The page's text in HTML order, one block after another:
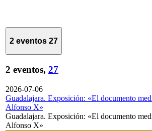
2 eventos 27
2 eventos, 27
2026-07-06
Guadalajara. Exposición: «El documento
Alfonso X»
Guadalajara. Exposición: «El documento
Alfonso X»